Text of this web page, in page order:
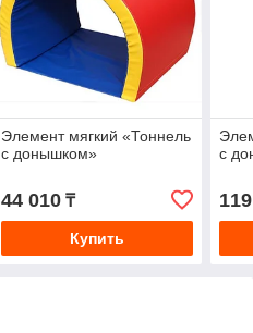
Элемент мягкий «Тоннель
с донышком»
44 010₸
Купить
с